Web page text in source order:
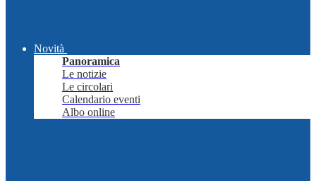
Novità
Panoramica
Le notizie
Le circolari
Calendario eventi
Albo online